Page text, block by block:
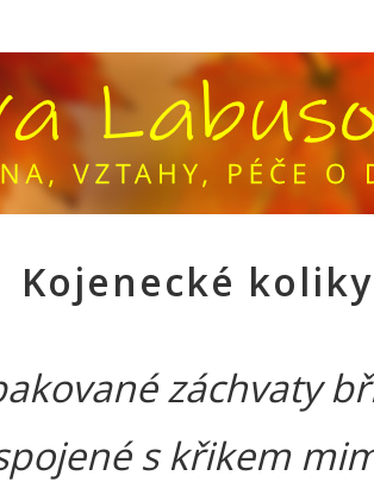
Kojenecké koliky
záchvaty
s křikem